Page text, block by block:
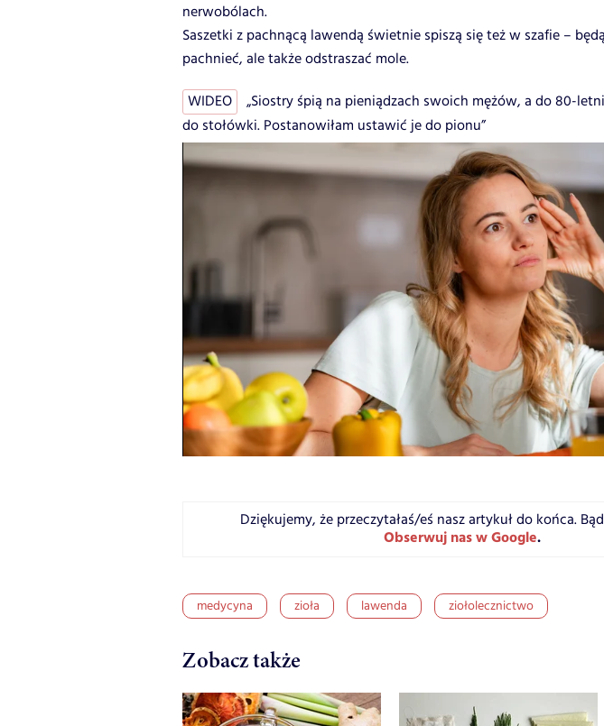
nerwobólach.
Saszetki z pachnącą lawendą świetnie spiszą się też w szafie –
pachnieć, ale także odstraszać mole.
WIDEO
„Siostry śpią na pieniądzach swoich mężów, a do 80-
do stołówki. Postanowiłam ustawić je do pionu”
Dziękujemy, że przeczytałaś/eś nasz artykuł do końca.
Obserwuj nas w Google.
medycyna zioła lawenda ziołolecznictwo
Zobacz także